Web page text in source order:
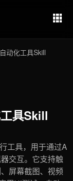
动化工具Skill
具Skill
工具，用于通过A
交互。它支持触
屏幕截图、视频